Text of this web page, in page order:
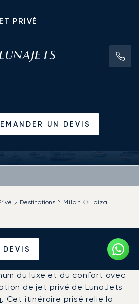
PRIVÉ
UN DEVIS
DEVIS
Destinations Milan ↔ Ibiza
Privé entre
du luxe et du confort avec
de jet privé de LunaJets
. Cet itinéraire prisé relie la